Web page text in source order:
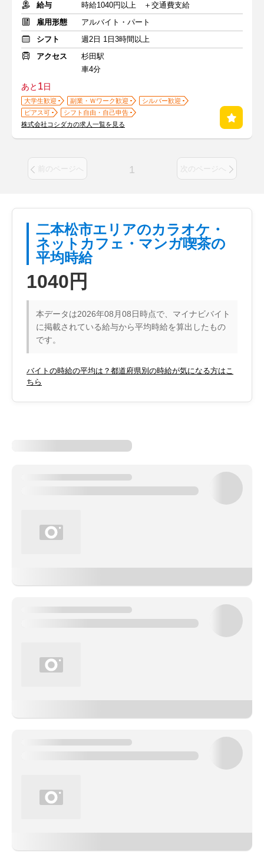
給与
時給1040円以上 ＋交通費支給
雇用形態
アルバイト・パート
シフト
週2日 1日3時間以上
アクセス
杉田駅
車4分
あと 1日
大学生歓迎 副業・Ｗワーク歓迎
シルバー歓迎
ピアス可
シフト自由・自己申告
株式会社コシダカの求人一覧を見る
前のページへ 1 次のページへ
二本松市エリアのカラオケ・
ネットカフェ・マンガ喫茶の
平均時給
1040円
本データは2026年08月08日時点で、マイナビバイト
に掲載されている給与から平均時給を算出したもの
です。
バイトの時給の平均は？都道府県別の時給が気になる方はこ
ちら